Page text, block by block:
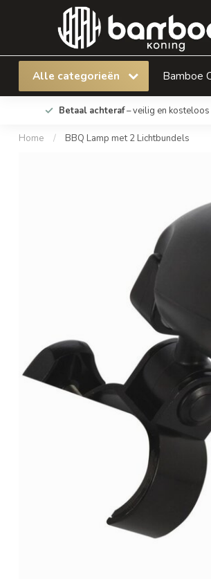
Alle categorieën Bamboe
Betaal achteraf– veilig en kosteloos
Home / BBQ Lamp met 2 Lichtbundels
BBQ Lamp met 2